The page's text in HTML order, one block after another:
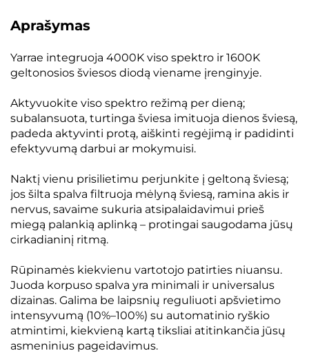
Aprašymas
Yarrae integruoja 4000K viso spektro ir 1600K
geltonosios šviesos diodą viename įrenginyje.
Aktyvuokite viso spektro režimą per dieną;
subalansuota, turtinga šviesa imituoja dienos šviesą,
padeda aktyvinti protą, aiškinti regėjimą ir padidinti
efektyvumą darbui ar mokymuisi.
Naktį vienu prisilietimu perjunkite į geltoną šviesą;
jos šilta spalva filtruoja mėlyną šviesą, ramina akis ir
nervus, savaime sukuria atsipalaidavimui prieš
miegą palankią aplinką – protingai saugodama jūsų
cirkadianinį ritmą.
Rūpinamės kiekvienu vartotojo patirties niuansu.
Juoda korpuso spalva yra minimali ir universalus
dizainas. Galima be laipsnių reguliuoti apšvietimo
intensyvumą (10%–100%) su automatinio ryškio
atmintimi, kiekvieną kartą tiksliai atitinkančia jūsų
asmeninius pageidavimus.